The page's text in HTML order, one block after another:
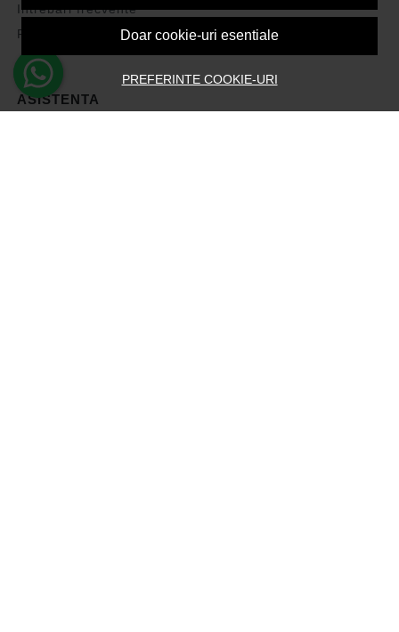
Doar cookie-uri esentiale
PREFERINTE COOKIE-URI
Intrebari frecvente
Formular de retur
ASISTENTA